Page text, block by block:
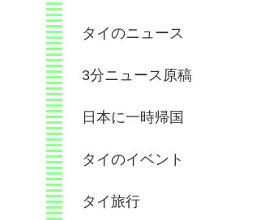
タイのニュース
3分ニュース原稿
日本に一時帰国
タイのイベント
タイ旅行